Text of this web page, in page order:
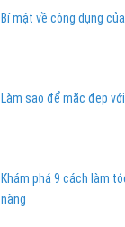
Bí mật về công dụng
Làm sao để mặc đẹp
Khám phá 9 cách làm
nàng